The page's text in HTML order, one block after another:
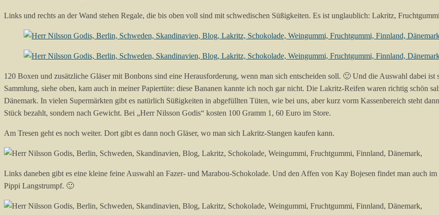
Links und rechts an der Wand stehen Regale, die bis oben voll sind mit schwedischen Süßigkeiten. Es ist unglaublich: Lakritz,
120 Boxen und zusätzliche Gläser mit Bonbons sind eine Herausforderung, wenn man sich entscheiden soll. 🙂 Und die Auswahl dabei
Sammlung, siehe oben, kam auch in meiner Papiertüte: diese Bananen kannte ich noch gar nicht. Die Lakritz-Reifen waren richtig schön
Dänemark. In vielen Supermärkten gibt es natürlich Süßigkeiten in abgefüllten Tüten, wie bei uns, aber kurz vorm Kassenbereich steht
Stück bezahlt, sondern nach Gewicht. Bei „Herr Nilsson Godis“ kosten 100 Gramm 1, 60 Euro im Store.
Am Tresen geht es noch weiter. Dort gibt es dann noch Gläser, wo man sich Lakritz-Stangen kaufen kann.
Links daneben gibt es eine kleine feine Auswahl an Fazer- und Marabou-Schokolade. Und den Affen von Kay Bojesen findet man auch
Pippi Langstrumpf. 🙂